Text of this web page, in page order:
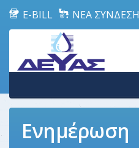
E-BILL ΝΕΑ ΣΥΝΔΕΣΗ
Ενημέρωση